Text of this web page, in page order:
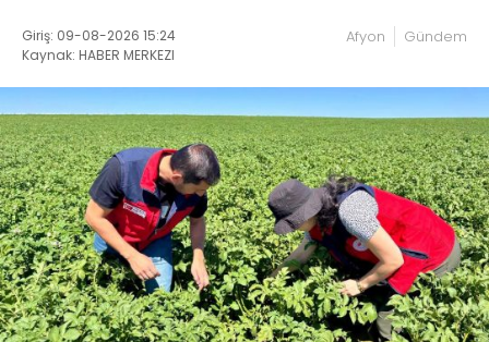
Giriş: 09-08-2026 15:24
Kaynak: HABER MERKEZI
Afyon Gündem